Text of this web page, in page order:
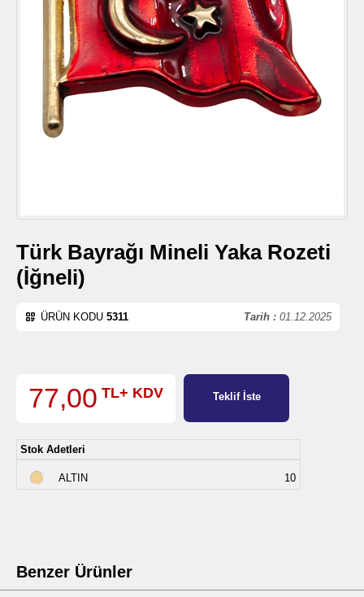
Türk Bayrağı Mineli Yaka Rozeti
(İğneli)
Tarih : 01.12.2025
ÜRÜN KODU 5311
77,00 TL+ KDV Teklif İste
Stok Adetleri
ALTIN 10
Benzer Ürünler